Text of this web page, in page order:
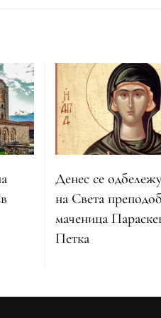
Денес се
на Света
маченица
Петка